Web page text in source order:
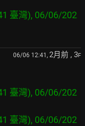
臺灣), 06/06/202
06/06 12:41, 2月前 , 3F
臺灣), 06/06/202
臺灣), 06/06/202